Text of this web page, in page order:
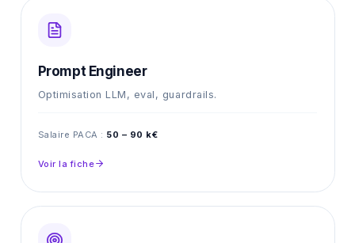
Prompt Engineer
Optimisation LLM, eval, guardrails.
Salaire PACA : 50 – 90 k€
Voir la fiche